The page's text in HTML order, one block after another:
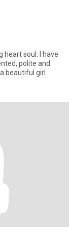
heart soul. I have
polite and
beautiful girl